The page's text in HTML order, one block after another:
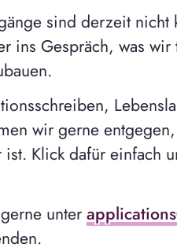
sind derzeit
ins Gespräch, was
wir gerne
Klick dafür einfach
unter